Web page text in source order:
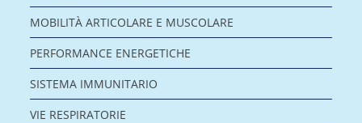
MOBILITÀ ARTICOLARE E MUSCOLARE
PERFORMANCE ENERGETICHE
SISTEMA IMMUNITARIO
VIE RESPIRATORIE